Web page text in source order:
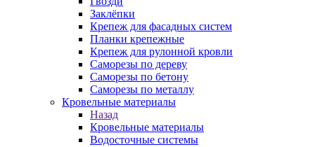
Заклёпки
Крепеж для фасадных систем
Планки крепежные
Крепеж для рулонной кровли
Саморезы по дереву
Саморезы по бетону
Саморезы по металлу
Кровельные материалы
Назад
Кровельные материалы
Водосточные системы